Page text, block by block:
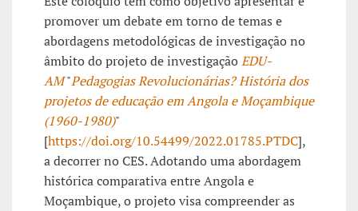
promover um debate em torno de temas e
abordagens metodológicas de investigação no
âmbito do projeto de investigaçãoEDU-
AM"Pedagogias Revolucionárias? História dos
projetos de educação em Angola e Moçambique
(1960-1980)"
[https://doi.org/10.54499/2022.01785.PTDC],
a decorrer no CES. Adotando uma abordagem
histórica comparativa entre Angola e
Moçambique, o projeto visa compreender as